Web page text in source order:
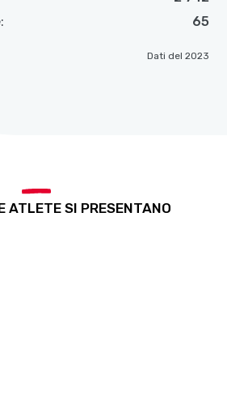
65
Dati del 2023
ATLETE SI PRESENTANO